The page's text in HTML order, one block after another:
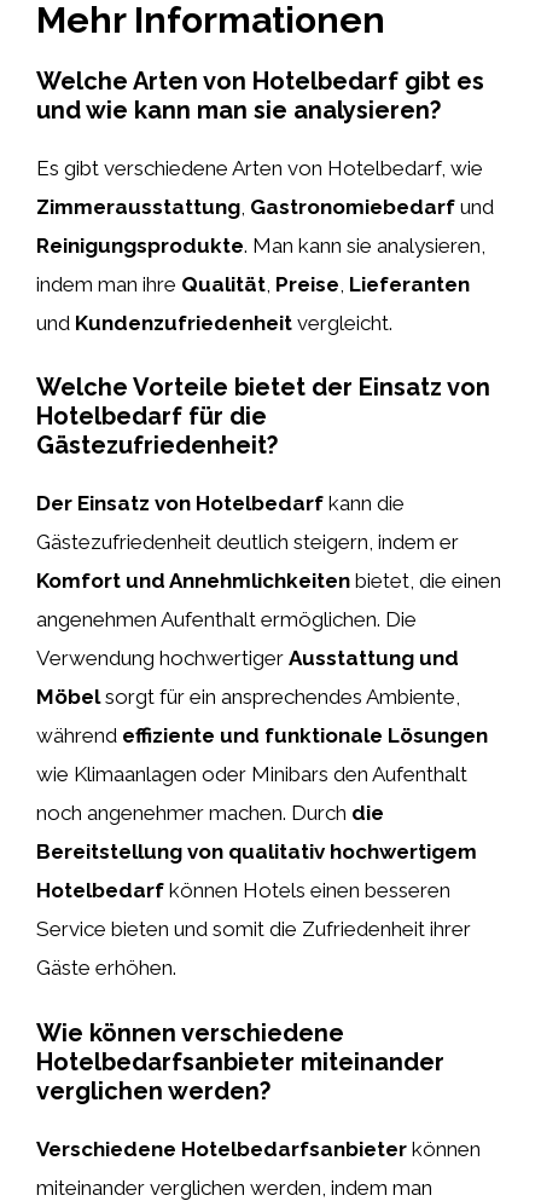
Mehr Informationen
Welche Arten von Hotelbedarf gibt es
und wie kann man sie analysieren?
Es gibt verschiedene Arten von Hotelbedarf, wie
Zimmerausstattung Gastronomiebedarf und
Reinigungsprodukte. Man kann sie analysieren,
indem man ihre Qualität Preise Lieferanten
und Kundenzufriedenheit vergleicht.
Welche Vorteile bietet der Einsatz von
Hotelbedarf für die
Gästezufriedenheit?
Der Einsatz von Hotelbedarf kann die
Gästezufriedenheit deutlich steigern, indem er
Komfort und Annehmlichkeiten bietet, die einen
angenehmen Aufenthalt ermöglichen. Die
Verwendung hochwertiger Ausstattung und
Möbelsorgt für ein ansprechendes Ambiente,
während effiziente und funktionale Lösungen
wie Klimaanlagen oder Minibars den Aufenthalt
noch angenehmer machen. Durch die
Bereitstellung von qualitativ hochwertigem
Hotelbedarf können Hotels einen besseren
Service bieten und somit die Zufriedenheit ihrer
Gäste erhöhen.
Wie können verschiedene
Hotelbedarfsanbieter miteinander
verglichen werden?
Verschiedene Hotelbedarfsanbieter können
miteinander verglichen werden, indem man